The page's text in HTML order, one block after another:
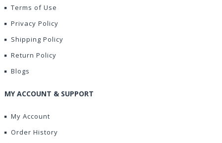
Terms of Use
Privacy Policy
Shipping Policy
Return Policy
Blogs
MY ACCOUNT & SUPPORT
My Account
Order History